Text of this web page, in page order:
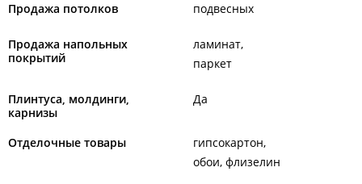
Продажа потолков подвесных
Продажа напольных
покрытий
ламинат
паркет
Плинтуса, молдинги,
карнизы
Да
Отделочные товары
гипсокартон
обои, флизелин